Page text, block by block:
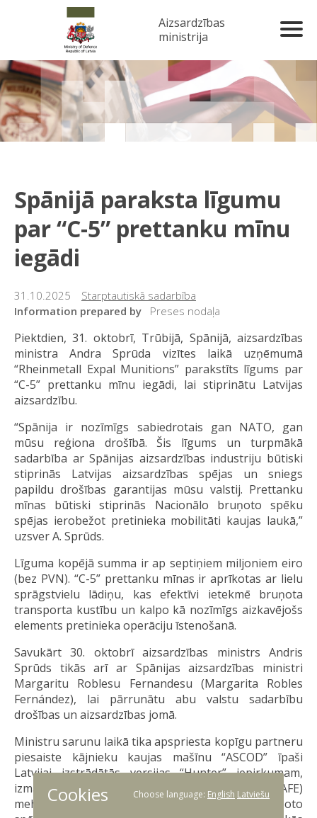
Aizsardzības
ministrija
Spānijā paraksta līgumu
par “C-5” prettanku mīnu
iegādi
31.10.2025
Starptautiskā sadarbība
Information prepared by
Preses nodaļa
Piektdien, 31. oktobrī, Trūbijā, Spānijā, aizsardzības
ministra Andra Sprūda vizītes laikā uzņēmumā
“Rheinmetall Expal Munitions” parakstīts līgums par
“C-5” prettanku mīnu iegādi, lai stiprinātu Latvijas
aizsardzību.
“Spānija ir nozīmīgs sabiedrotais gan NATO, gan
mūsu reģiona drošībā. Šis līgums un turpmākā
sadarbība ar Spānijas aizsardzības industriju būtiski
stiprinās Latvijas aizsardzības spējas un sniegs
papildu drošības garantijas mūsu valstij. Prettanku
mīnas būtiski stiprinās Nacionālo bruņoto spēku
spējas ierobežot pretinieka mobilitāti kaujas laukā,”
uzsver A. Sprūds.
Līguma kopējā summa ir ap septiņiem miljoniem eiro
(bez PVN). “C-5” prettanku mīnas ir aprīkotas ar lielu
sprāgstvielu lādiņu, kas efektīvi ietekmē bruņota
transporta kustību un kalpo kā nozīmīgs aizkavējošs
elements pretinieka operāciju īstenošanā.
Savukārt 30. oktobrī aizsardzības ministrs Andris
Sprūds tikās arī ar Spānijas aizsardzības ministri
Margaritu Roblesu Fernandesu (Margarita Robles
Fernández), lai pārrunātu abu valstu sadarbību
drošības un aizsardzības jomā.
Ministru sarunu laikā tika apspriesta kopīgu partneru
piesaiste kājnieku kaujas mašīnu “ASCOD” īpaši
Latvijai izstrādātās versijas “Hunter” iepirkumam,
izmantojot Eiropas Drošības rīcības fonda (SAFE)
mehānismu. Tika pārrunāta arī Spānijas bruņoto
Cookies Choose language: English Latviešu